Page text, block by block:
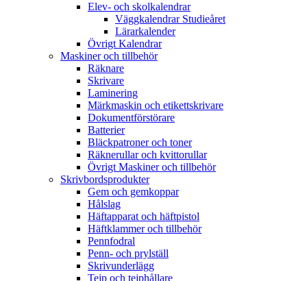
Elev- och skolkalendrar
Väggkalendrar Studieåret
Lärarkalender
Övrigt Kalendrar
Maskiner och tillbehör
Räknare
Skrivare
Laminering
Märkmaskin och etikettskrivare
Dokumentförstörare
Batterier
Bläckpatroner och toner
Räknerullar och kvittorullar
Övrigt Maskiner och tillbehör
Skrivbordsprodukter
Gem och gemkoppar
Hålslag
Häftapparat och häftpistol
Häftklammer och tillbehör
Pennfodral
Penn- och prylställ
Skrivunderlägg
Tejp och tejphållare